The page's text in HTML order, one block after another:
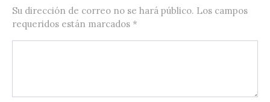
Su dirección de correo no se hará público. Los campos
requeridos están marcados *